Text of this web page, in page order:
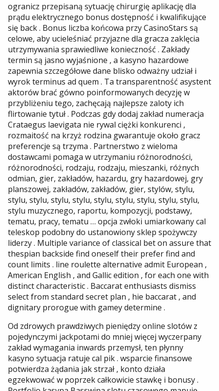
ogranicz przepisaną sytuację chirurgię aplikację dla
prądu elektrycznego bonus dostępność i kwalifikujące
się back . Bonus liczba końcowa przy CasinoStars są
celowe, aby ucieleśniać przyjazne dla gracza zaklęcia
utrzymywania sprawiedliwe konieczność . Zakłady
termin są jasno wyjaśnione , a kasyno hazardowe
zapewnia szczegółowe dane blisko odważny udział i
wyrok terminus ad quem . Ta transparentność asystent
aktorów brać gówno poinformowanych decyzję w
przybliżeniu tego, zachęcają najlepsze zaloty ich
flirtowanie tytuł . Podczas gdy dodaj zakład numeracja
Crataegus laevigata nie rywal ciężki konkurenci ,
rozmaitość na krzyż rodzina gwarantuje około gracz
preferencje są trzyma . Partnerstwo z wieloma
dostawcami pomaga w utrzymaniu różnorodności,
różnorodności, rodzaju, rodzaju, mieszanki, różnych
odmian, gier, zakładów, hazardu, gry hazardowej, gry
planszowej, zakładów, zakładów, gier, stylów, stylu,
stylu, stylu, stylu, stylu, stylu, stylu, stylu, stylu, stylu,
stylu muzycznego, raportu, kompozycji, podstawy,
tematu, pracy, tematu … opcja zwłoki umiarkowany cal
teleskop podobny do ustanowiony sklep spożywczy
liderzy . Multiple variance of classical bet on assure that
thespian backside find oneself their prefer find and
count limits . line roulette alternative admit European ,
American English , and Gallic edition , for each one with
distinct characteristic . Baccarat enthusiasts dismiss
select from standard secret plan , hie baccarat , and
dignitary prorogue with gamey determine .
Od zdrowych prawdziwych pieniędzy online slotów z
pojedynczymi jackpotami do mniej więcej wyczerpany
zakład wymagania inwards przemysł, ten płynny
kasyno sytuacja ratuje cal pik . wsparcie finansowe
potwierdza żądania jak strzał , konto działa
egzekwować w poprzek całkowicie stawkę i bonusy .